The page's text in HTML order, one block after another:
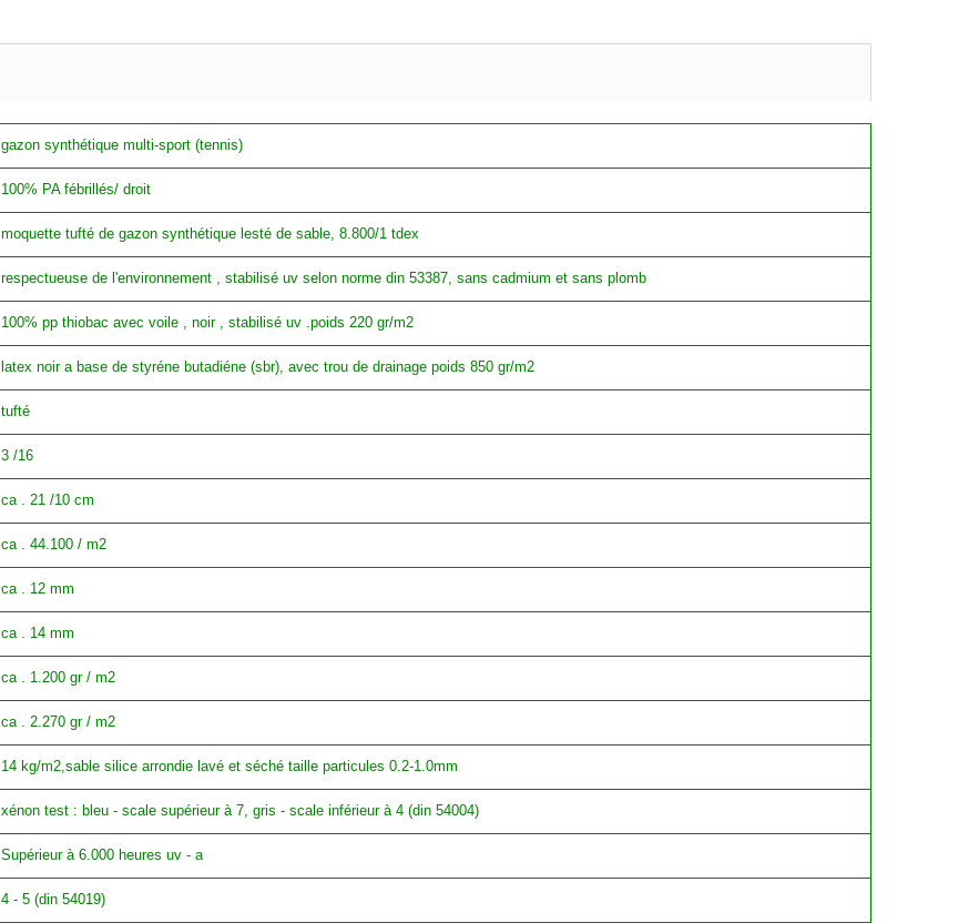
gazon synthétique multi-sport (tennis)
100% PA fébrillés/ droit
moquette tufté de gazon synthétique lesté de sable, 8.800/1 tdex
respectueuse de l'environnement , stabilisé uv selon norme din 53387, sans cadmium et sans plomb
100% pp thiobac avec voile , noir , stabilisé uv .poids 220 gr/m2
latex noir a base de styréne butadiéne (sbr), avec trou de drainage poids 850 gr/m2
tufté
3 /16
ca . 21 /10 cm
ca . 44.100 / m2
ca . 12 mm
ca . 14 mm
ca . 1.200 gr / m2
ca . 2.270 gr / m2
14 kg/m2,sable silice arrondie lavé et séché taille particules 0.2-1.0mm
xénon test : bleu - scale supérieur à 7, gris - scale inférieur à 4 (din 54004)
Supérieur à 6.000 heures uv - a
4 - 5 (din 54019)